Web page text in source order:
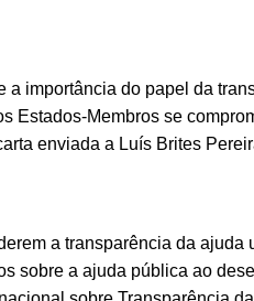
importância do papel da
Estados-Membros se
enviada a Luís Brites
a transparência da ajuda
sobre a ajuda pública ao